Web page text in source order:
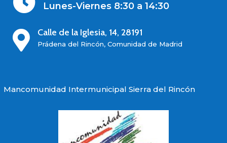
Lunes-Viernes 8:30 a 14:30
 Calle de la Iglesia, 14, 28191
Prádena del Rincón, Comunidad de Madrid
Mancomunidad Intermunicipal Sierra del Rincón